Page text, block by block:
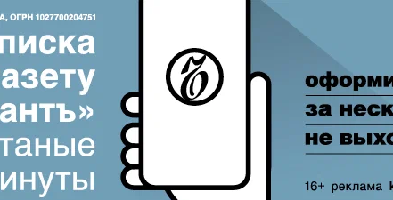
Реклама в «Ъ» www.kommersant.ru/ad